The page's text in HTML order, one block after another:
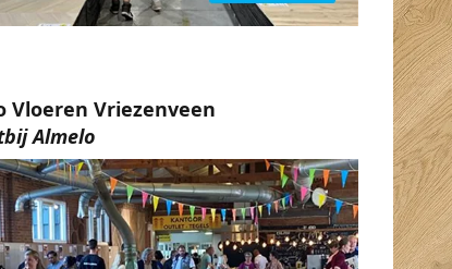
Vloeren Vriezenveen
Almelo